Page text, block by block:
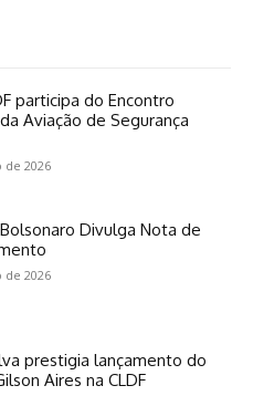
participa do Encontro
Aviação de Segurança
de 2026
Divulga Nota de
de 2026
prestigia lançamento do
Aires na CLDF